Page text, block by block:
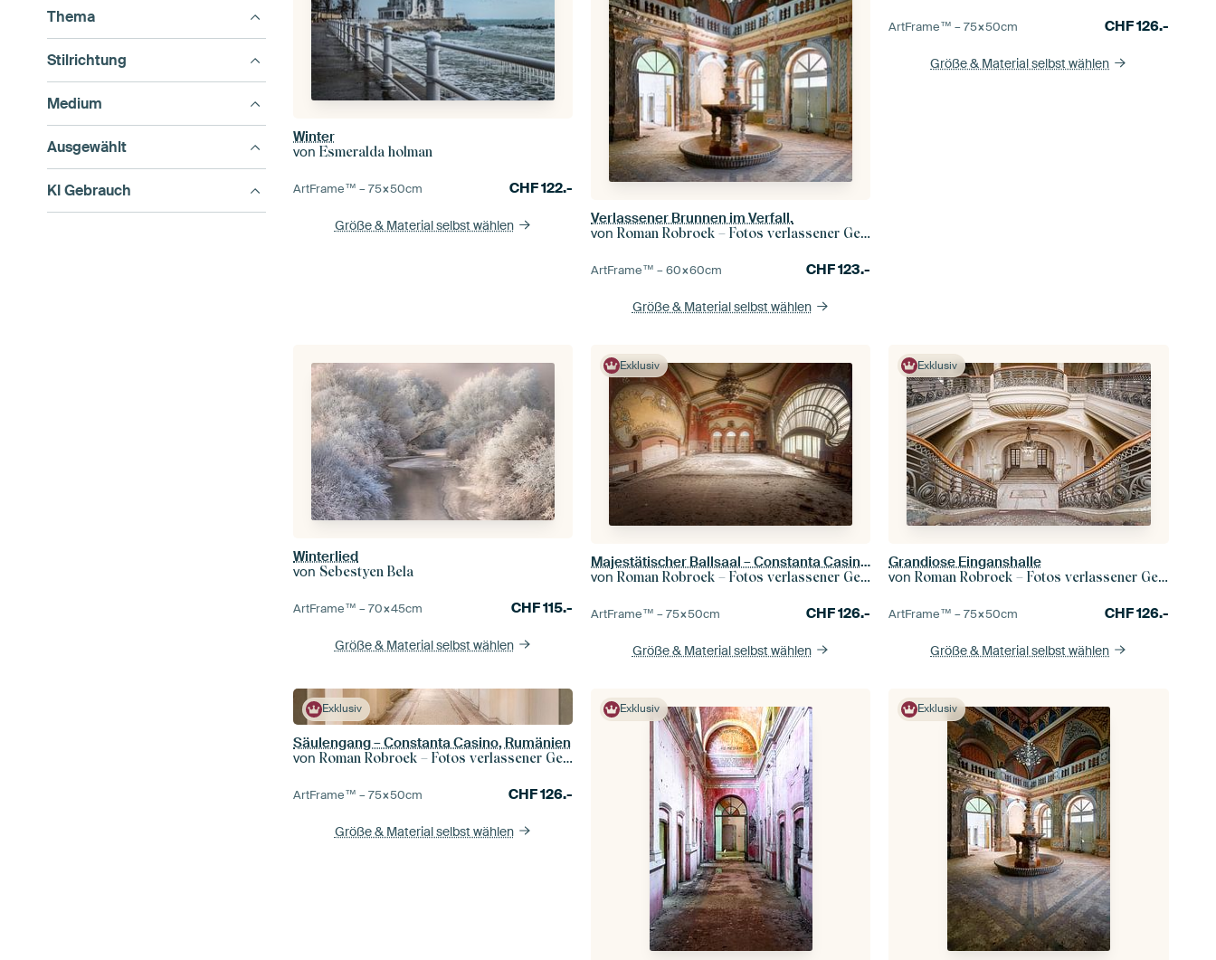
Thema
Stilrichtung
Medium
Ausgewählt
KI Gebrauch
Winter
vonEsmeralda holman
ArtFrame™ –75×50cm CHF122.-
Größe & Material selbst wählen
Verlassener Brunnen im Verfall.
vonRoman Robroek – Fotos verlassener Gebäude
ArtFrame™ –60×60cm CHF123.-
Größe & Material selbst wählen
ArtFrame™ –75×50cm CHF126.-
Größe & Material selbst wählen
Winterlied
von Sebestyen Bela
ArtFrame™ –70×45cm CHF115.-
Größe & Material selbst wählen
Exklusiv
Majestätischer Ballsaal – Constanta Casino, Rumänien
vonRoman Robroek – Fotos verlassener Gebäude
ArtFrame™ –75×50cm CHF126.-
Größe & Material selbst wählen
Exklusiv
Grandiose Einganshalle
vonRoman Robroek – Fotos verlassener Gebäude
ArtFrame™ –75×50cm CHF126.-
Größe & Material selbst wählen
Exklusiv
Säulengang – Constanta Casino, Rumänien
vonRoman Robroek – Fotos verlassener Gebäude
ArtFrame™ –75×50cm CHF126.-
Größe & Material selbst wählen
Exklusiv Exklusiv